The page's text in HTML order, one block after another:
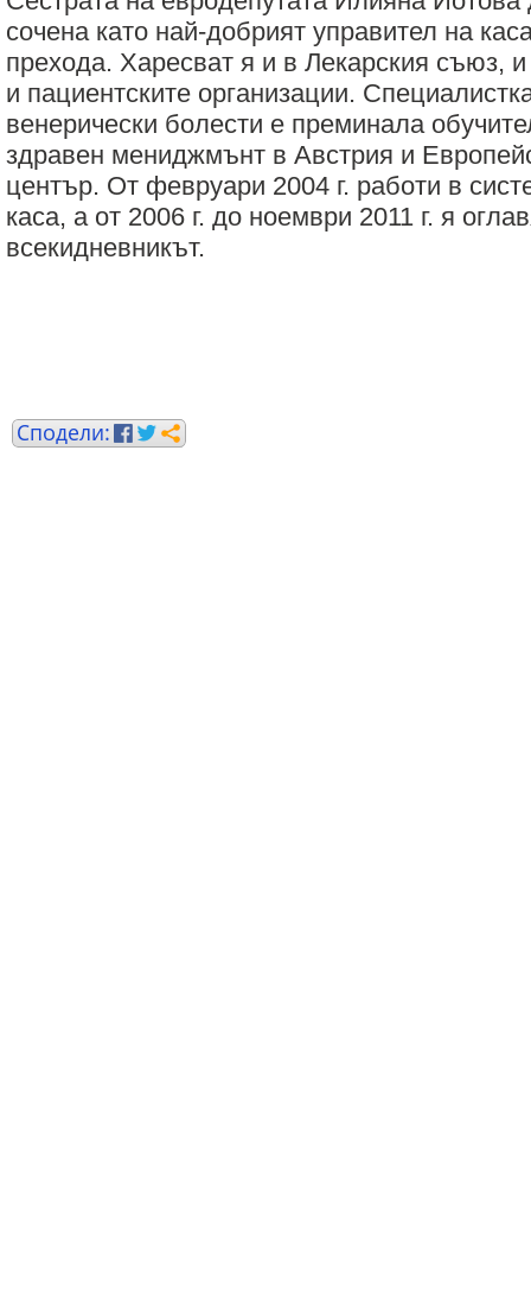
сочена като най-добрият управител на
прехода. Харесват я и в Лекарския съюз,
и пациентските организации.
венерически болести е преминала
здравен мениджмънт в Австрия и
център. От февруари 2004 г. работи в
каса, а от 2006 г. до ноември 2011 г. я
всекидневникът.